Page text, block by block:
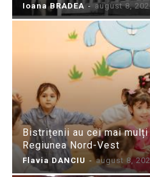
Ioana BRADEA - august 8,
Bistrițenii au cei mai
Regiunea Nord-Vest
Flavia DANCIU - august 8,